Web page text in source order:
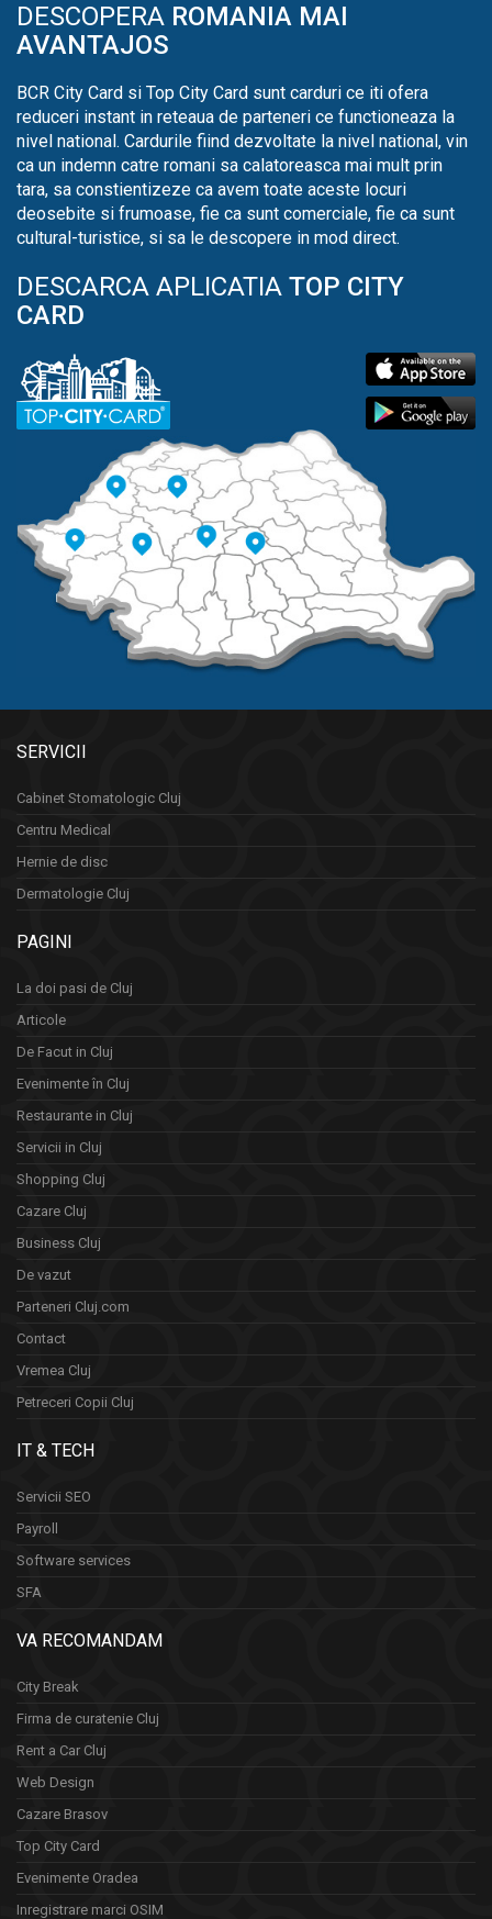
DESCOPERA ROMANIA MAI
AVANTAJOS
BCR City Card si Top City Card sunt carduri ce iti ofera
reduceri instant in reteaua de parteneri ce functioneaza la
nivel national. Cardurile fiind dezvoltate la nivel national, vin
ca un indemn catre romani sa calatoreasca mai mult prin
tara, sa constientizeze ca avem toate aceste locuri
deosebite si frumoase, fie ca sunt comerciale, fie ca sunt
cultural-turistice, si sa le descopere in mod direct.
DESCARCA APLICATIA TOP CITY
CARD
SERVICII
Cabinet Stomatologic Cluj
Centru Medical
Hernie de disc
Dermatologie Cluj
PAGINI
La doi pasi de Cluj
Articole
De Facut in Cluj
Evenimente în Cluj
Restaurante in Cluj
Servicii in Cluj
Shopping Cluj
Cazare Cluj
Business Cluj
De vazut
Parteneri Cluj.com
Contact
Vremea Cluj
Petreceri Copii Cluj
IT & TECH
Servicii SEO
Payroll
Software services
SFA
VA RECOMANDAM
City Break
Firma de curatenie Cluj
Rent a Car Cluj
Web Design
Cazare Brasov
Top City Card
Evenimente Oradea
Inregistrare marci OSIM